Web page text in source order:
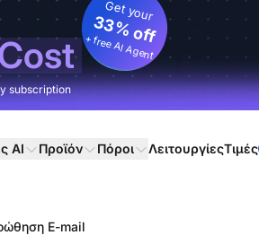
Get your
33% off
+ free AI Agent
subscription
AI Προϊόν Πόροι ΛειτουργίεςΤιμές
E-mail